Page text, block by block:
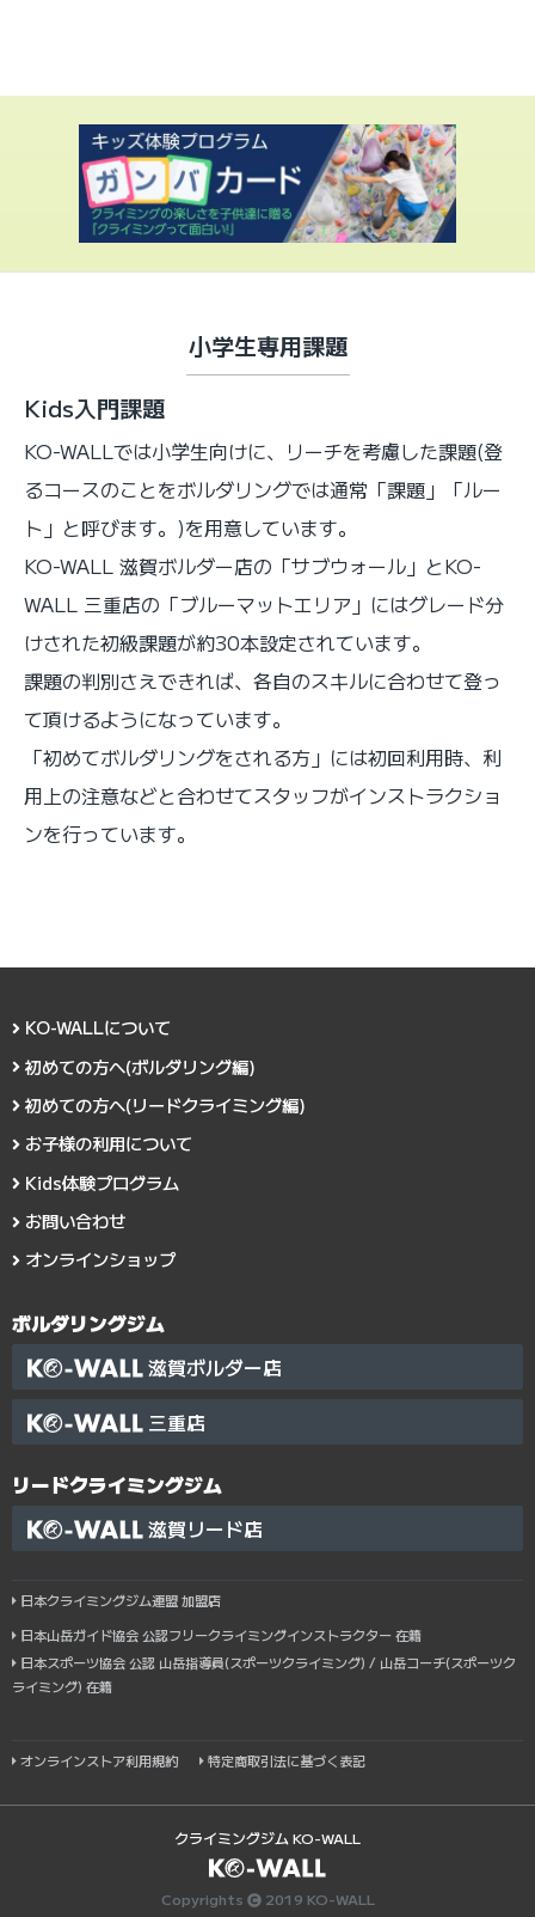
小学生専用課題
Kids入門課題
KO-WALLでは小学生向けに、リーチを考慮した課題(登
るコースのことをボルダリングでは通常「課題」「ルー
ト」と呼びます。)を用意しています。
KO-WALL 滋賀ボルダー店の「サブウォール」とKO-
WALL 三重店の「ブルーマットエリア」にはグレード分
けされた初級課題が約30本設定されています。
課題の判別さえできれば、各自のスキルに合わせて登っ
て頂けるようになっています。
「初めてボルダリングをされる方」には初回利用時、利
用上の注意などと合わせてスタッフがインストラクショ
ンを行っています。
KO-WALLについて
初めての方へ(ボルダリング編)
初めての方へ(リードクライミング編)
お子様の利用について
Kids体験プログラム
お問い合わせ
オンラインショップ
ボルダリングジム
滋賀ボルダー店
三重店
リードクライミングジム
滋賀リード店
日本クライミングジム連盟 加盟店
日本山岳ガイド協会 公認フリークライミングインストラクター 在籍
日本スポーツ協会 公認 山岳指導員(スポーツクライミング) / 山岳コーチ(スポーツク
ライミング) 在籍
オンラインストア利用規約 特定商取引法に基づく表記
クライミングジム KO-WALL
Copyrights 2019 KO-WALL